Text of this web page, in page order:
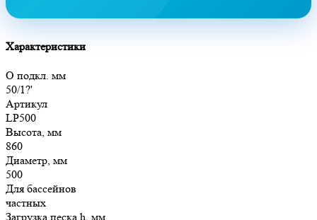
Характеристики
O подкл. мм
50/1?'
Артикул
LP500
Высота, мм
860
Диаметр, мм
500
Для бассейнов
частных
Загрузка песка h, мм